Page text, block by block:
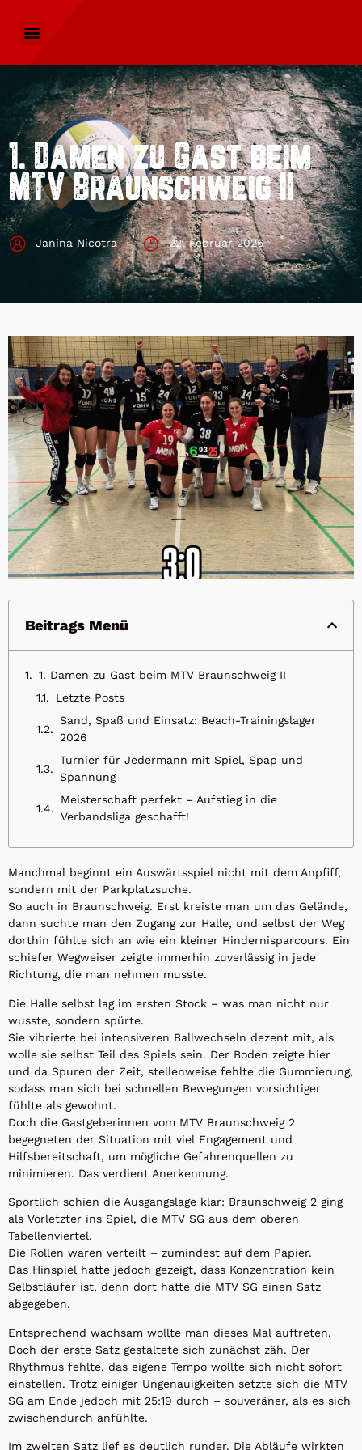
1. Damen zu Gast beim
MTV Braunschweig II
Janina Nicotra 22. Februar 2026
Beitrags Menü
1. Damen zu Gast beim MTV Braunschweig II
Letzte Posts
Sand, Spaß und Einsatz: Beach-Trainingslager
2026
Turnier für Jedermann mit Spiel, Spap und
Spannung
Meisterschaft perfekt – Aufstieg in die
Verbandsliga geschafft!
Manchmal beginnt ein Auswärtsspiel nicht mit dem Anpfiff,
sondern mit der Parkplatzsuche.
So auch in Braunschweig. Erst kreiste man um das Gelände,
dann suchte man den Zugang zur Halle, und selbst der Weg
dorthin fühlte sich an wie ein kleiner Hindernisparcours. Ein
schiefer Wegweiser zeigte immerhin zuverlässig in jede
Richtung, die man nehmen musste.
Die Halle selbst lag im ersten Stock – was man nicht nur
wusste, sondern spürte.
Sie vibrierte bei intensiveren Ballwechseln dezent mit, als
wolle sie selbst Teil des Spiels sein. Der Boden zeigte hier
und da Spuren der Zeit, stellenweise fehlte die Gummierung,
sodass man sich bei schnellen Bewegungen vorsichtiger
fühlte als gewohnt.
Doch die Gastgeberinnen vom MTV Braunschweig 2
begegneten der Situation mit viel Engagement und
Hilfsbereitschaft, um mögliche Gefahrenquellen zu
minimieren. Das verdient Anerkennung.
Sportlich schien die Ausgangslage klar: Braunschweig 2 ging
als Vorletzter ins Spiel, die MTV SG aus dem oberen
Tabellenviertel.
Die Rollen waren verteilt – zumindest auf dem Papier.
Das Hinspiel hatte jedoch gezeigt, dass Konzentration kein
Selbstläufer ist, denn dort hatte die MTV SG einen Satz
abgegeben.
Entsprechend wachsam wollte man dieses Mal auftreten.
Doch der erste Satz gestaltete sich zunächst zäh. Der
Rhythmus fehlte, das eigene Tempo wollte sich nicht sofort
einstellen. Trotz einiger Ungenauigkeiten setzte sich die MTV
SG am Ende jedoch mit 25:19 durch – souveräner, als es sich
zwischendurch anfühlte.
Im zweiten Satz lief es deutlich runder. Die Abläufe wirkten